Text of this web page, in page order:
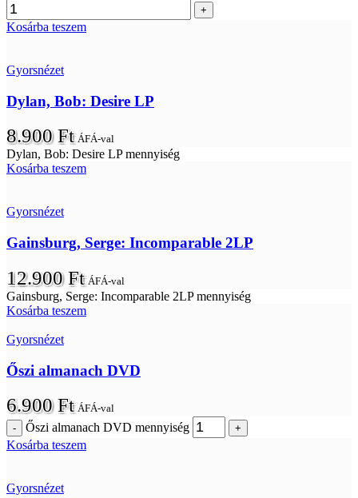
Kosárba teszem
Gyorsnézet
Dylan, Bob: Desire LP
8.900Ft ÁFÁ-val
Dylan, Bob: Desire LP mennyiség
Kosárba teszem
Gyorsnézet
Gainsburg, Serge: Incomparable 2LP
12.900Ft ÁFÁ-val
Gainsburg, Serge: Incomparable 2LP mennyiség
Kosárba teszem
Gyorsnézet
Őszi almanach DVD
6.900Ft ÁFÁ-val
Őszi almanach DVD mennyiség
Kosárba teszem
Gyorsnézet